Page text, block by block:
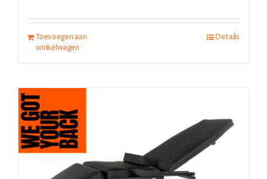
Toevoegen aan
winkelwagen
Details